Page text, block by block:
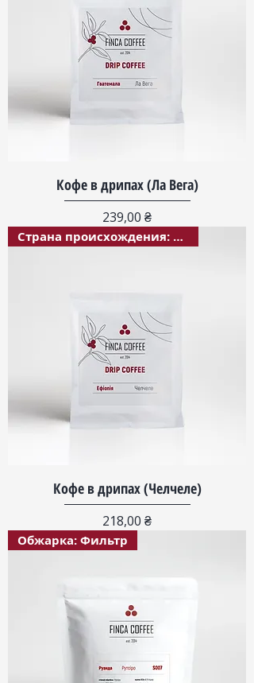
Кофе в дрипах (Ла Вега)
Цена
239,00 ₴
Страна происхождения: Эфиопия
Кофе в дрипах (Челчеле)
Цена
218,00 ₴
Обжарка: Фильтр